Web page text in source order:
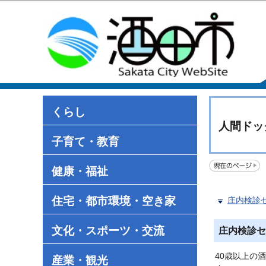
くらし
子育て・教育
健康・福祉
住宅・都市環境・空き家
文化・スポーツ・交流
産業・観光
人間ド
庄内検診
庄内検診
40歳以上の